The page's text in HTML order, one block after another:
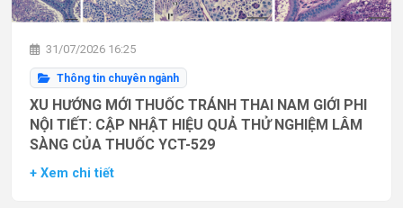
31/07/2026 16:25
Thông tin chuyên ngành
XU HƯỚNG MỚI THUỐC TRÁNH THAI NAM GIỚI PHI
NỘI TIẾT: CẬP NHẬT HIỆU QUẢ THỬ NGHIỆM LÂM
SÀNG CỦA THUỐC YCT-529
+ Xem chi tiết